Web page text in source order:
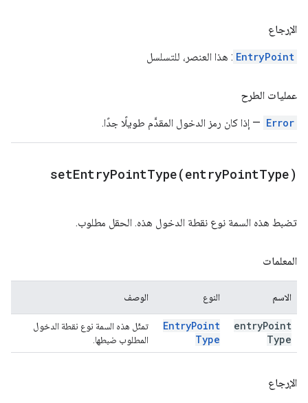
الإرجاع
EntryPoint : هذا العنصر، للتسلسل
عمليات الطرح
Error — إذا كان رمز الدخول المقدَّم طويلًا جدًا.
setEntryPointType(entryPointType)
تضبط هذه السمة نوع نقطة الدخول هذه. الحقل مطلوب.
المعلمات
الاسم النوع الوصف
entryPoint
Type
EntryPoint
Type
تمثّل هذه السمة نوع نقطة الدخول
المطلوب ضبطها.
الإرجاع